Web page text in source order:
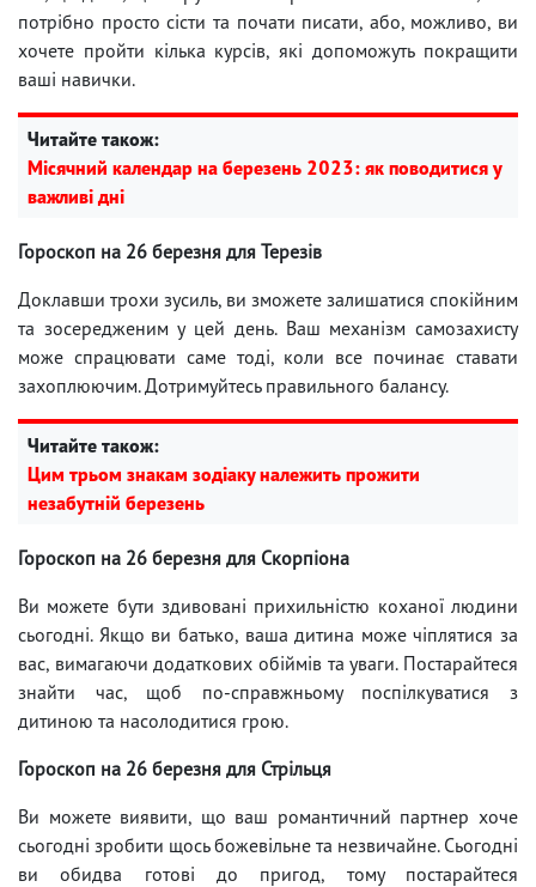
потрібно просто сісти та почати писати, або, можливо, ви
хочете пройти кілька курсів, які допоможуть покращити
ваші навички.
Читайте також:
Місячний календар на березень 2023: як поводитися у
важливі дні
Гороскоп на 26 березня для Терезів
Доклавши трохи зусиль, ви зможете залишатися спокійним
та зосередженим у цей день. Ваш механізм самозахисту
може спрацювати саме тоді, коли все починає ставати
захоплюючим. Дотримуйтесь правильного балансу.
Читайте також:
Цим трьом знакам зодіаку належить прожити
незабутній березень
Гороскоп на 26 березня для Скорпіона
Ви можете бути здивовані прихильністю коханої людини
сьогодні. Якщо ви батько, ваша дитина може чіплятися за
вас, вимагаючи додаткових обіймів та уваги. Постарайтеся
знайти час, щоб по-справжньому поспілкуватися з
дитиною та насолодитися грою.
Гороскоп на 26 березня для Стрільця
Ви можете виявити, що ваш романтичний партнер хоче
сьогодні зробити щось божевільне та незвичайне. Сьогодні
ви обидва готові до пригод, тому постарайтеся